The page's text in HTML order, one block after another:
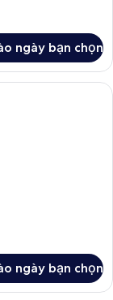
ngày bạn chọn
kháng dị ứng,
ngày bạn chọn